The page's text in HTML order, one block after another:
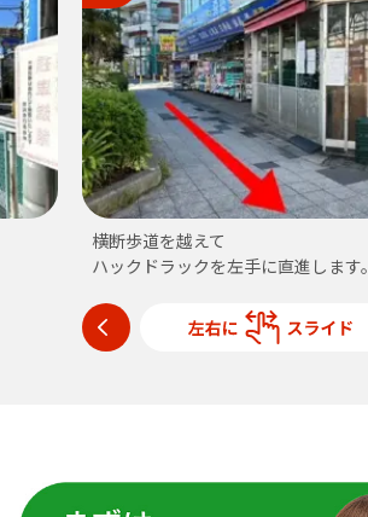
横断歩道を越えて
ハックドラックを左手に直進します。